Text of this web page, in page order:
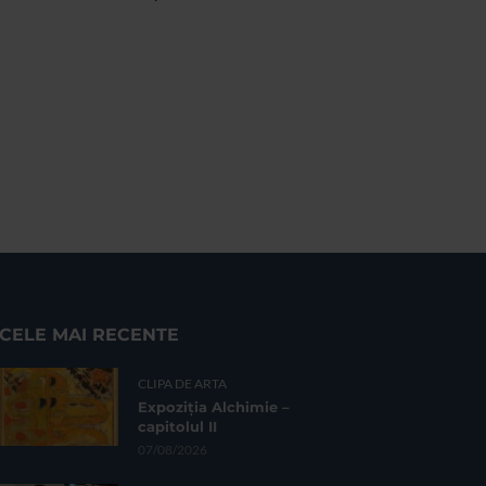
CELE MAI RECENTE
CLIPA DE ARTA
Expoziția Alchimie –
capitolul II
07/08/2026